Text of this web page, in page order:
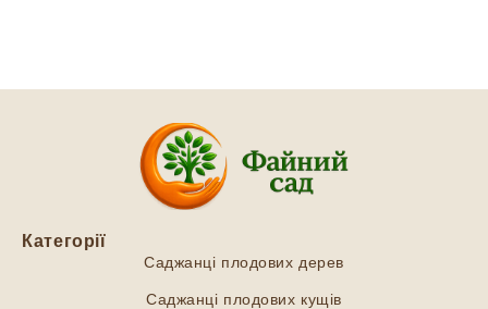
Категорії
Саджанці плодових дерев
Саджанці плодових кущів